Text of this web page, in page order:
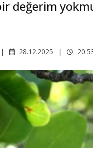
değerim
28.12.2025